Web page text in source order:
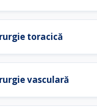
toracică
vasculară